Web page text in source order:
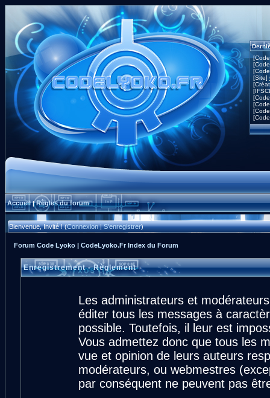
[Site]
Accueil|Règles du forum
Bienvenue, Invité ! (Connexion|S'enregistrer)
Forum Code Lyoko | CodeLyoko.Fr Index du Forum
Enregistrement - Règlement
Les administrateurs et
éditer tous les messages à
possible. Toutefois, il leur est
Vous admettez donc que tous les
vue et opinion de leurs auteurs
modérateurs, ou webmestres
par conséquent ne peuvent pas